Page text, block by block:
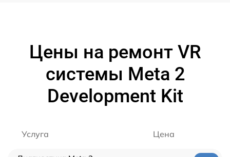
Цены на ремонт VR
системы Meta 2
Development Kit
Услуга Цена